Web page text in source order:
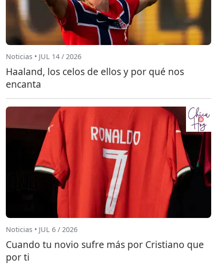
Noticias • JUL 14 / 2026
Haaland, los celos de ellos y por qué nos
encanta
Noticias • JUL 6 / 2026
Cuando tu novio sufre más por Cristiano que
por ti